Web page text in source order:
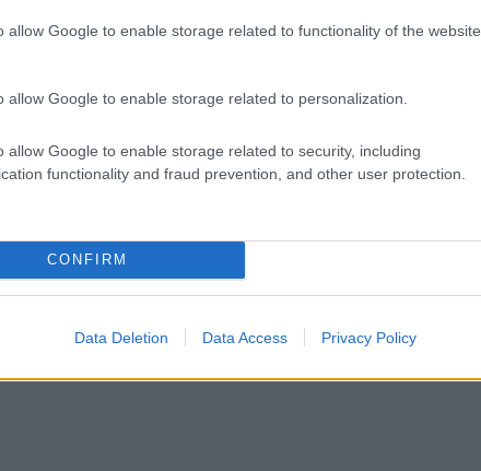
allow Google to enable storage related to functionality of the website
allow Google to enable storage related to personalization.
allow Google to enable storage related to security, including
functionality and fraud prevention, and other user protection.
CONFIRM
Data Deletion Data Access Privacy Policy
completare il look con unaborsa marrone
sofisticato.